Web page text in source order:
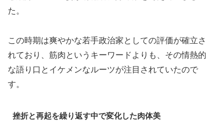
た。
この時期は爽やかな若手政治家としての評価が確立さ
れており、筋肉というキーワードよりも、その情熱的
な語り口とイケメンなルーツが注目されていたので
す。
挫折と再起を繰り返す中で変化した肉体美